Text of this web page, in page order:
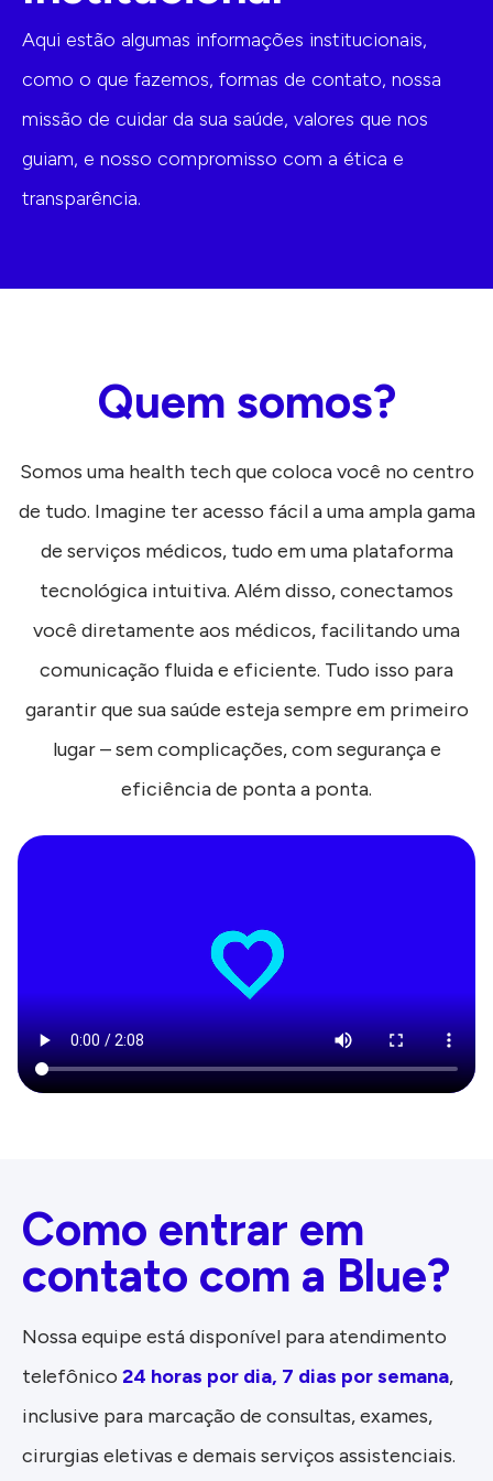
Aqui estão algumas informações institucionais,
como o que fazemos, formas de contato, nossa
missão de cuidar da sua saúde, valores que nos
guiam, e nosso compromisso com a ética e
transparência.
Quem somos?
Somos uma health tech que coloca você no centro
de tudo. Imagine ter acesso fácil a uma ampla gama
de serviços médicos, tudo em uma plataforma
tecnológica intuitiva. Além disso, conectamos
você diretamente aos médicos, facilitando uma
comunicação fluida e eficiente. Tudo isso para
garantir que sua saúde esteja sempre em primeiro
lugar – sem complicações, com segurança e
eficiência de ponta a ponta.
Como entrar em
contato com a Blue?
Nossa equipe está disponível para atendimento
telefônico 24 horas por dia, 7 dias por semana,
inclusive para marcação de consultas, exames,
cirurgias eletivas e demais serviços assistenciais.